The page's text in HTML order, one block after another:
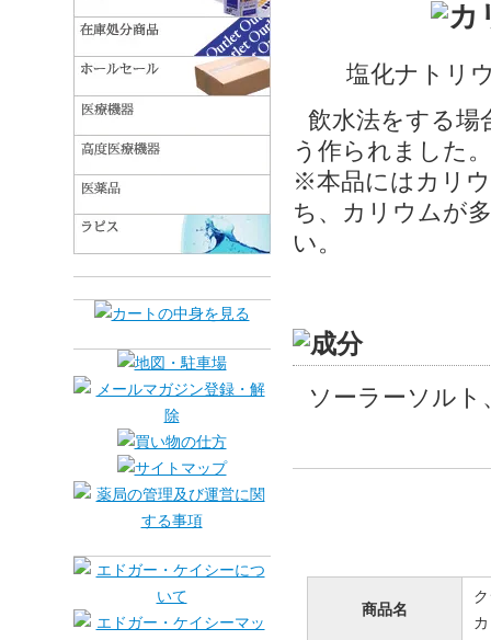
塩化ナトリ
飲水法をする場
う作られました。
※本品にはカリ
ち、カリウムが
い。
ソーラーソル
商品名